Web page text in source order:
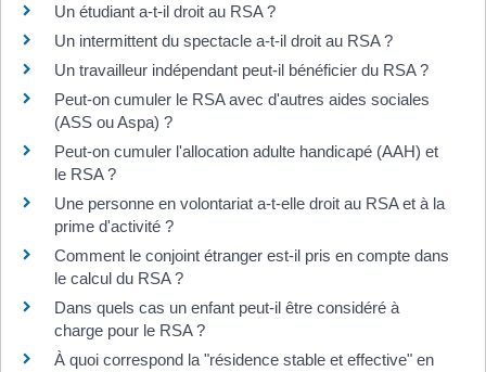
Un étudiant a-t-il droit au RSA ?
Un intermittent du spectacle a-t-il droit au RSA ?
Un travailleur indépendant peut-il bénéficier du RSA ?
Peut-on cumuler le RSA avec d'autres aides sociales
(ASS ou Aspa) ?
Peut-on cumuler l'allocation adulte handicapé (AAH) et
le RSA ?
Une personne en volontariat a-t-elle droit au RSA et à la
prime d'activité ?
Comment le conjoint étranger est-il pris en compte dans
le calcul du RSA ?
Dans quels cas un enfant peut-il être considéré à
charge pour le RSA ?
À quoi correspond la "résidence stable et effective" en